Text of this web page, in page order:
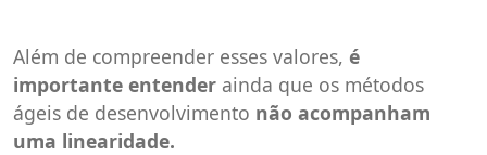
Além de compreender esses valores, é
importante entender ainda que os métodos
ágeis de desenvolvimento não acompanham
uma linearidade.